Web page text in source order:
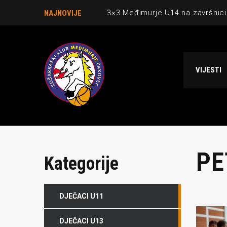
NAJNOVIJE 3×3 Međimurje U14 na
Međimurje u revijalnoj utakmici
VIJESTI
Kategorije
DJEČACI U11
DJEČACI U13
O NAMA